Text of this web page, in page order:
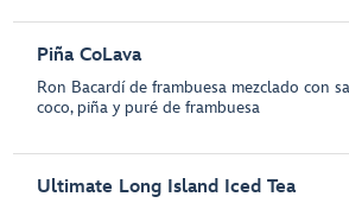
Piña CoLava
Ron Bacardí de frambuesa mezclado con
coco, piña y puré de frambuesa
Ultimate Long Island Iced Tea